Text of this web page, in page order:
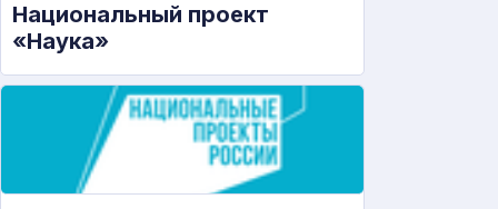
Национальный проект
«Наука»